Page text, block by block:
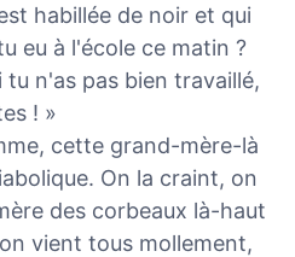
habillée de noir et qui
eu à l'école ce matin ?
n'as pas bien travaillé,
! »
cette grand-mère-là
On la craint, on
des corbeaux là-haut
vient tous mollement,